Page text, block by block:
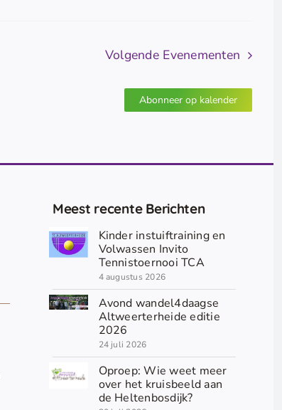
Volgende Evenementen
Abonneer op kalender
Meest recente Berichten
Kinder instuiftraining en
Volwassen Invito
Tennistoernooi TCA
4 augustus 2026
Avond wandel4daagse
Altweerterheide editie
2026
24 juli 2026
Oproep: Wie weet meer
over het kruisbeeld aan
de Heltenbosdijk?